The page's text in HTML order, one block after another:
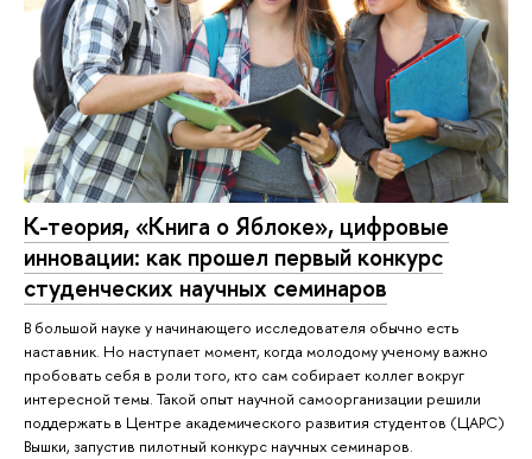
К-теория, «Книга о Яблоке», цифровые
инновации: как прошел первый конкурс
студенческих научных семинаров
В большой науке у начинающего исследователя обычно есть
наставник. Но наступает момент, когда молодому ученому важно
пробовать себя в роли того, кто сам собирает коллег вокруг
интересной темы. Такой опыт научной самоорганизации решили
поддержать в Центре академического развития студентов (ЦАРС)
Вышки, запустив пилотный конкурс научных семинаров.